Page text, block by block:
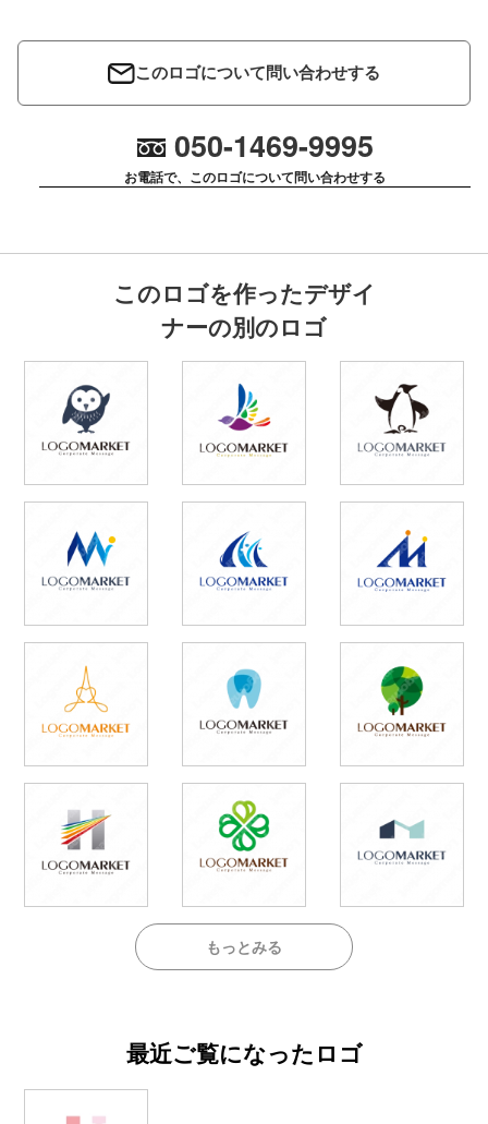
このロゴについて問い合わせする
050-1469-9995
お電話で、このロゴについて問い合わせする
このロゴを作ったデザイ
ナーの別のロゴ
もっとみる
最近ご覧になったロゴ